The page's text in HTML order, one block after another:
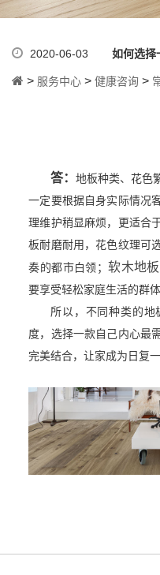
2020-06-03 如何选择
> 服务中心 > 健康咨询 >
答：地板种类、花色
一定要根据自身实际情况
理维护稍显麻烦，更适合
板耐磨耐用，花色纹理可
奏的都市白领； 软木地板
要享受轻松家庭生活的群体
所以，不同种类的地
度，选择一款自己内心最
完美结合，让家成为日复